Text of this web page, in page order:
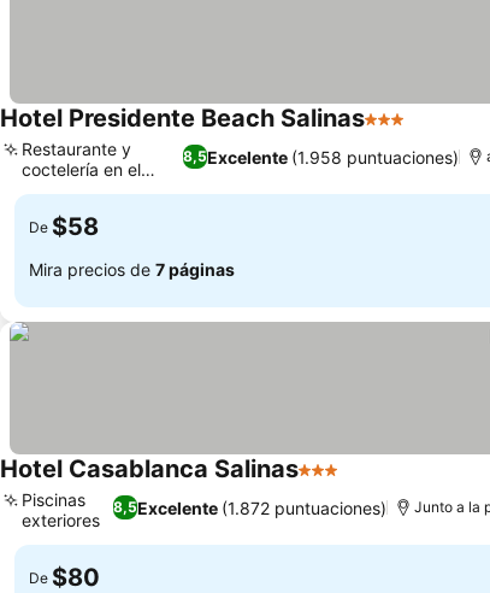
Hotel Presidente Beach Salinas3 Estrellas
8,5Excelente (1.958 puntuaciones)
Restaurante y
coctelería en el
hotel
De $58
Mira precios de 7 páginas
Hotel Casablanca Salinas3 Estrellas
8,5Excelente (1.872 puntuaciones)
Piscinas
exteriores
Junto a la
De $80